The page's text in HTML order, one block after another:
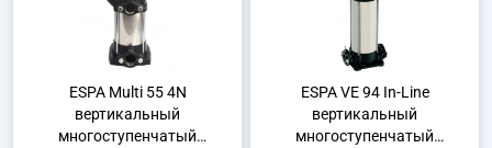
ESPA Multi 55 4N
вертикальный
многоступенчатый
ESPA VE 94 In-Line
вертикальный
многоступенчатый